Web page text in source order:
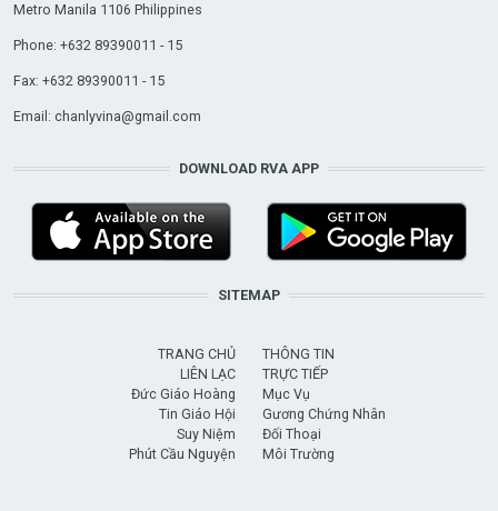
Metro Manila 1106 Philippines
Phone: +632 89390011 - 15
Fax: +632 89390011 - 15
Email: chanlyvina@gmail.com
DOWNLOAD RVA APP
SITEMAP
TRANG CHỦ
LIÊN LẠC
Đức Giáo Hoàng
Tin Giáo Hội
Suy Niệm
Phút Cầu Nguyện
THÔNG TIN
TRỰC TIẾP
Mục Vụ
Gương Chứng Nhân
Đối Thoại
Môi Trường